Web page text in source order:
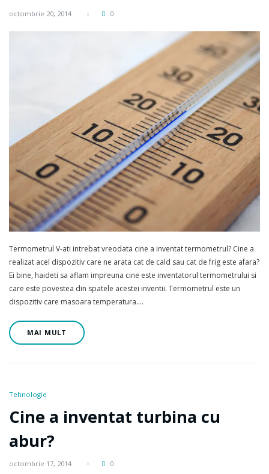
octombrie 20, 2014 0
Termometrul V-ati intrebat vreodata cine a inventat termometrul? Cine a
realizat acel dispozitiv care ne arata cat de cald sau cat de frig este afara?
Ei bine, haideti sa aflam impreuna cine este inventatorul termometrului si
care este povestea din spatele acestei inventii. Termometrul este un
dispozitiv care masoara temperatura.…
MAI MULT
Tehnologie
Cine a inventat turbina cu
abur?
octombrie 17, 2014 0